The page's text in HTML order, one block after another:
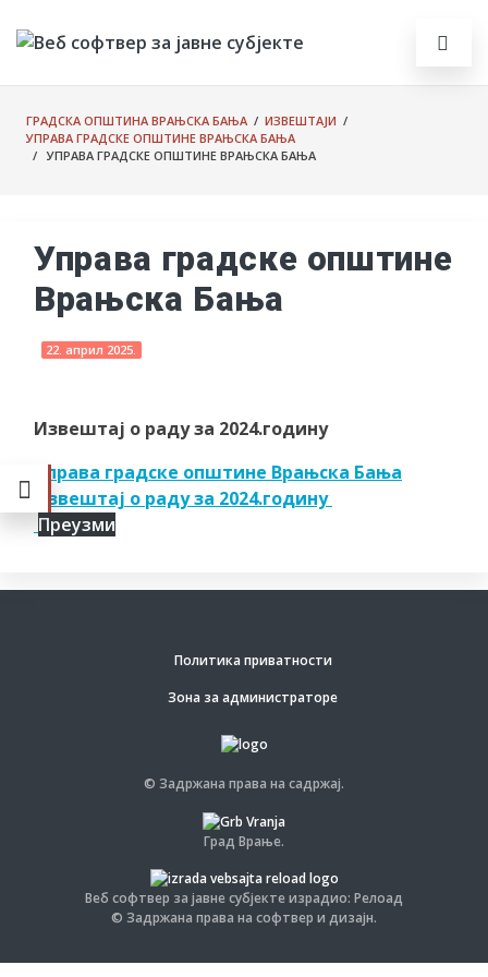
ГРАДСКА ОПШТИНА ВРАЊСКА БАЊА / ИЗВЕШТАЈИ /
УПРАВА ГРАДСКЕ ОПШТИНЕ ВРАЊСКА БАЊА
/ УПРАВА ГРАДСКЕ ОПШТИНЕ ВРАЊСКА БАЊА
Управа градске општине
Врањска Бања
22. април 2025.
Извештај о раду за 2024.годину
Управа градске општине Врањска Бања
Извештај о раду за 2024.годину
Преузми
Политика приватности
Зона за администраторе
© Задржана права на садржај.
Град Врање.
Веб софтвер за јавне субјекте израдио: Релоад
© Задржана права на софтвер и дизајн.